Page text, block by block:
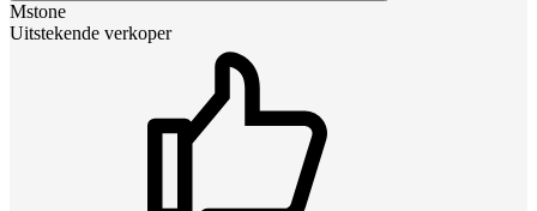
Mstone
Uitstekende verkoper